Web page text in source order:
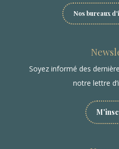
Nos bureaux
Soyez informé des
notre lettre